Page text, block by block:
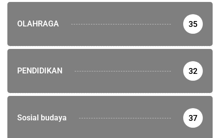
OLAHRAGA 35
PENDIDIKAN 32
Sosial budaya 37